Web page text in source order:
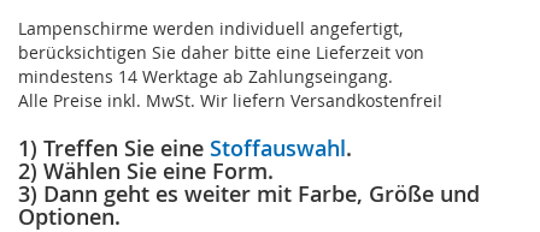
Lampenschirme werden individuell angefertigt,
berücksichtigen Sie daher bitte eine Lieferzeit von
mindestens 14 Werktage ab Zahlungseingang.
Alle Preise inkl. MwSt. Wir liefern Versandkostenfrei!
1) Treffen Sie eine Stoffauswahl.
2) Wählen Sie eine Form.
3) Dann geht es weiter mit Farbe, Größe und
Optionen.